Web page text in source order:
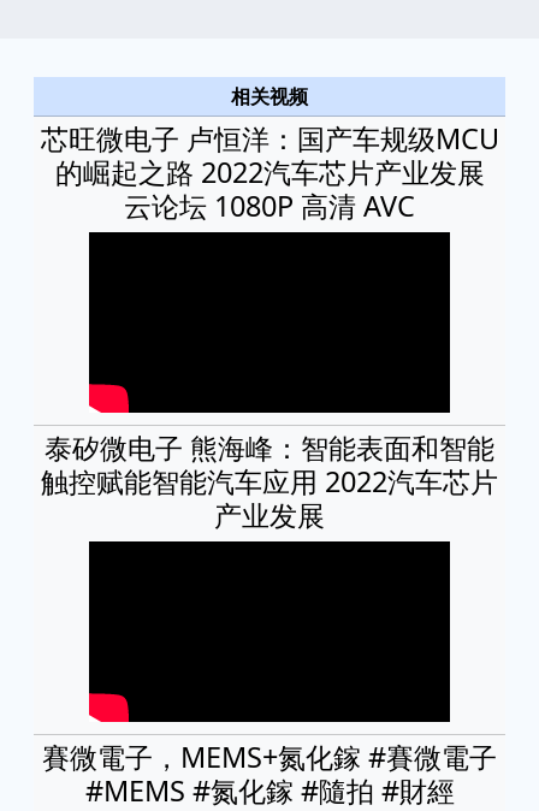
相关视频
芯旺微电子 卢恒洋：国产车规级MCU
的崛起之路 2022汽车芯片产业发展
云论坛 1080P 高清 AVC
泰矽微电子 熊海峰：智能表面和智能
触控赋能智能汽车应用 2022汽车芯片
产业发展
賽微電子，MEMS+氮化鎵 #賽微電子
#MEMS #氮化鎵 #隨拍 #財經